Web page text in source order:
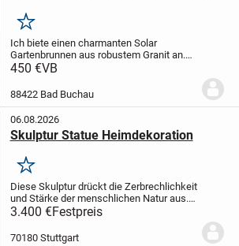
Merken
Ich biete einen charmanten Solar
Gartenbrunnen aus robustem Granit an.
Dieser Brunnen ist eine wunderschöne
und sorgt für eine beruhigende
450 €VB
88422 Bad Buchau
06.08.2026
Skulptur Statue Heimdekoration
Merken
Diese Skulptur drückt die Zerbrechlichkeit
und Stärke der menschlichen Natur aus.
Die sorgfältig gestapelten Steinscheiben
symbolisieren die Komplexität und Vielfalt
unseres Seins. Das Werk verkörpert...
3.400 €Festpreis
70180 Stuttgart